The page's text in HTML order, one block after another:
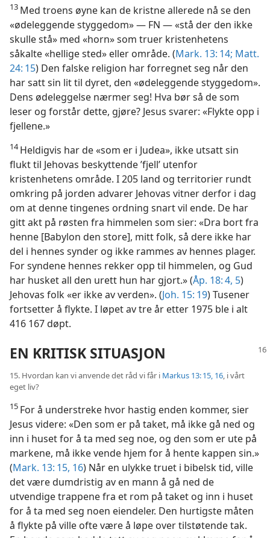
13 Med troens øyne kan de kristne allerede nå se den
«ødeleggende styggedom» — FN — «stå der den ikke
skulle stå» med «horn» som truer kristenhetens
såkalte «hellige sted» eller område. (Mark. 13: 14; Matt.
24: 15) Den falske religion har forregnet seg når den
har satt sin lit til dyret, den «ødeleggende styggedom».
Dens ødeleggelse nærmer seg! Hva bør så de som
leser og forstår dette, gjøre? Jesus svarer: «Flykte opp i
fjellene.»
14Heldigvis har de «som er i Judea», ikke utsatt sin
flukt til Jehovas beskyttende ’fjell’ utenfor
kristenhetens område. I 205 land og territorier rundt
omkring på jorden advarer Jehovas vitner derfor i dag
om at denne tingenes ordning snart vil ende. De har
gitt akt på røsten fra himmelen som sier: «Dra bort fra
henne [Babylon den store], mitt folk, så dere ikke har
del i hennes synder og ikke rammes av hennes plager.
For syndene hennes rekker opp til himmelen, og Gud
har husket all den urett hun har gjort.» (Åp. 18: 4, 5)
Jehovas folk «er ikke av verden». (Joh. 15: 19) Tusener
fortsetter å flykte. I løpet av tre år etter 1975 ble i alt
416 167 døpt.
EN KRITISK SITUASJON
15. Hvordan kan vi anvende det råd vi får i Markus 13: 15, 16, i vårt
eget liv?
15 For å understreke hvor hastig enden kommer, sier
Jesus videre: «Den som er på taket, må ikke gå ned og
inn i huset for å ta med seg noe, og den som er ute på
markene, må ikke vende hjem for å hente kappen sin.»
(Mark. 13: 15, 16) Når en ulykke truet i bibelsk tid, ville
det være dumdristig av en mann å gå ned de
utvendige trappene fra et rom på taket og inn i huset
for å ta med seg noen eiendeler. Den hurtigste måten
å flykte på ville ofte være å løpe over tilstøtende tak.